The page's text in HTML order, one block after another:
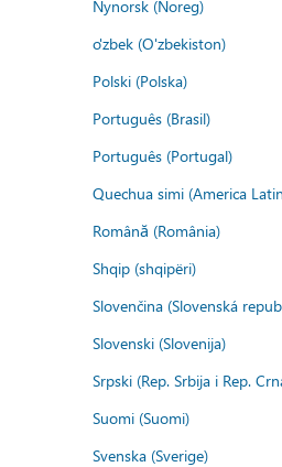
Nynorsk (Noreg)
o'zbek (O'zbekiston)
Polski (Polska)
Português (Brasil)
Português (Portugal)
Quechua simi (America
Română (România)
Shqip (shqipëri)
Slovenčina (Slovenská
Slovenski (Slovenija)
Srpski (Rep. Srbija i Rep.
Suomi (Suomi)
Svenska (Sverige)